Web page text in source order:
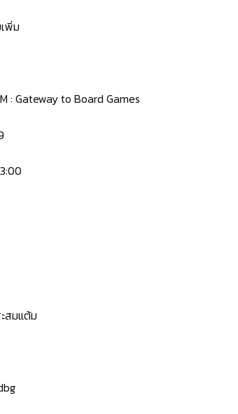
พิ่ม
: Gateway to Board Games
สมแต้ม